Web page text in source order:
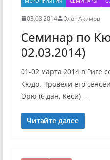
03.03.2014 Олег Акимов
Семинар по
02.03.2014)
01-02 марта 2014 в Риге
Кюдо. Провели его
Орю (6 дан, Кёси) —
Читайте далее